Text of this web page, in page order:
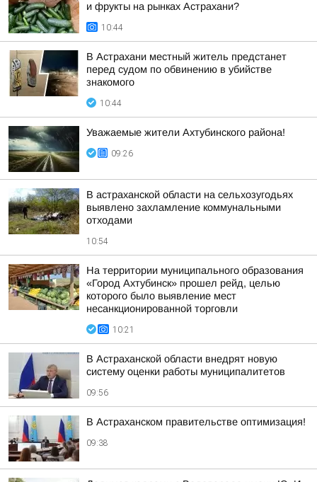
и фрукты на рынках Астрахани?
10:44
В Астрахани местный житель предстанет
перед судом по обвинению в убийстве
знакомого
10:44
Уважаемые жители Ахтубинского района!
09:26
В астраханской области на сельхозугодьях
выявлено захламление коммунальными
отходами
10:54
На территории муниципального образования
«Город Ахтубинск» прошел рейд, целью
которого было выявление мест
несанкционированной торговли
10:21
В Астраханской области внедрят новую
систему оценки работы муниципалитетов
09:56
В Астраханском правительстве оптимизация!
09:38